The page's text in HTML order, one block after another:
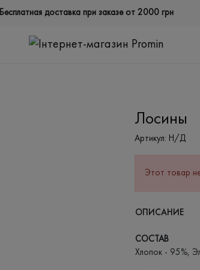
Бесплатная доставка при заказе от 2000 грн
Лосины
Артикул: Н/Д
Этот товар
ОПИСАНИЕ
СОСТАВ
Хлопок - 95%,